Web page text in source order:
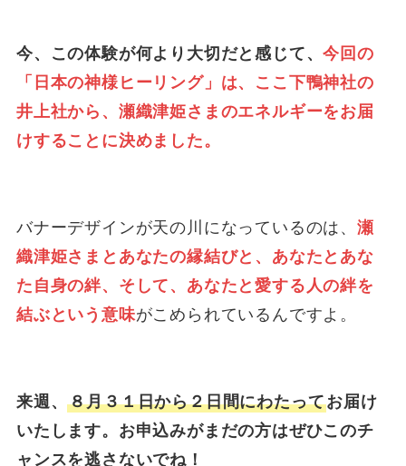
今、この体験が何より大切だと感じて、今回の
「日本の神様ヒーリング」は、ここ下鴨神社の
井上社から、瀬織津姫さまのエネルギーをお届
けすることに決めました。
バナーデザインが天の川になっているのは、瀬
織津姫さまとあなたの縁結びと、あなたとあな
た自身の絆、そして、あなたと愛する人の絆を
結ぶという意味がこめられているんですよ。
来週、８月３１日から２日間にわたってお届け
いたします。お申込みがまだの方はぜひこのチ
ャンスを逃さないでね！